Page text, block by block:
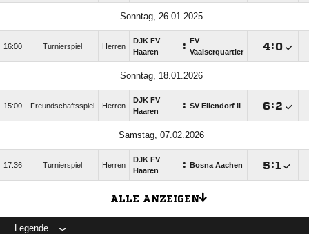
Sonntag, 26.01.2025
16:00 Turnierspiel Herren
DJK FV
Haaren
:
FV
Vaalserquartier
:
Sonntag, 18.01.2026
15:00 Freundschaftsspiel Herren
DJK FV
Haaren
: SV Eilendorf II :
Samstag, 07.02.2026
17:36 Turnierspiel Herren
DJK FV
Haaren
: Bosna Aachen :
ALLE ANZEIGEN
Legende